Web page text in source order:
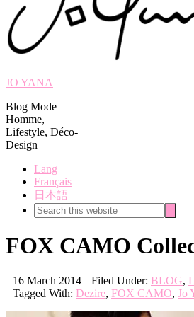
JO YANA
Blog Mode
Homme,
Lifestyle, Déco-
Design
Lang
Français
日本語
Search
this
FOX CAMO
16 March 2014 Filed Under: BLOG,
Tagged With: Dezire, FOX CAMO, Jo